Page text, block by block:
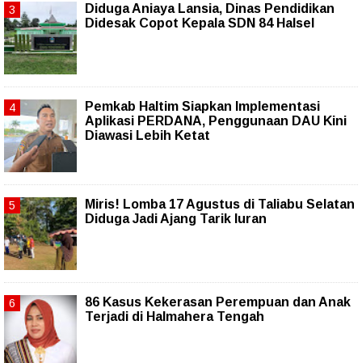
Diduga Aniaya Lansia, Dinas Pendidikan
Didesak Copot Kepala SDN 84 Halsel
Pemkab Haltim Siapkan Implementasi
Aplikasi PERDANA, Penggunaan DAU Kini
Diawasi Lebih Ketat
Miris! Lomba 17 Agustus di Taliabu Selatan
Diduga Jadi Ajang Tarik Iuran
86 Kasus Kekerasan Perempuan dan Anak
Terjadi di Halmahera Tengah